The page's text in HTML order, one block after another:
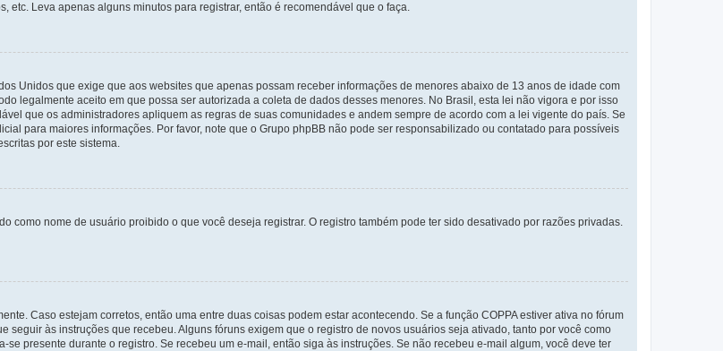
etc. Leva apenas alguns minutos para registrar, então é recomendável que o faça.
Unidos que exige que aos websites que apenas possam receber informações de menores abaixo de 13 anos de idade com
legalmente aceito em que possa ser autorizada a coleta de dados desses menores. No Brasil, esta lei não vigora e por isso
que os administradores apliquem as regras de suas comunidades e andem sempre de acordo com a lei vigente do país. Se
para maiores informações. Por favor, note que o Grupo phpBB não pode ser responsabilizado ou contatado para possíveis
por este sistema.
como nome de usuário proibido o que você deseja registrar. O registro também pode ter sido desativado por razões privadas.
Caso estejam corretos, então uma entre duas coisas podem estar acontecendo. Se a função COPPA estiver ativa no fórum
seguir às instruções que recebeu. Alguns fóruns exigem que o registro de novos usuários seja ativado, tanto por você como
presente durante o registro. Se recebeu um e-mail, então siga às instruções. Se não recebeu e-mail algum, você deve ter